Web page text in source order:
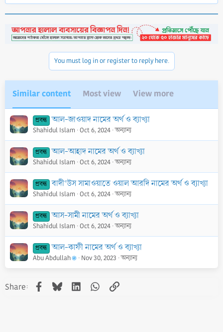
t
i
You must log in or register to reply here.
Similar content Most view View more
প্রবন্ধ আল-জাওয়াদ নামের অর্থ ও ব্যাখ্যা
Shahidul Islam Oct 6, 2024 অন্যান্য
প্রবন্ধ আল-আহাদ নামের অর্থ ও ব্যাখ্যা
Shahidul Islam Oct 6, 2024 অন্যান্য
প্রবন্ধ বাদী‘উস সামাওয়াতে ওয়াল আরদি নামের অর্থ ও ব্যাখ্যা
Shahidul Islam Oct 6, 2024 অন্যান্য
প্রবন্ধ আস-সামী নামের অর্থ ও ব্যাখ্যা
Shahidul Islam Oct 6, 2024 অন্যান্য
প্রবন্ধ আল-কাফী নামের অর্থ ও ব্যাখ্যা
Abu Abdullah Nov 30, 2023 অন্যান্য
Share: Facebook
BlueskyLinkedInWhatsApp
Link